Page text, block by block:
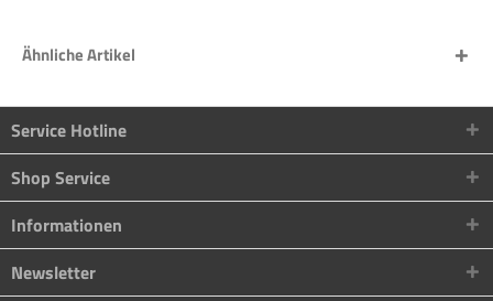
Ähnliche Artikel
Service Hotline
Shop Service
Informationen
Newsletter